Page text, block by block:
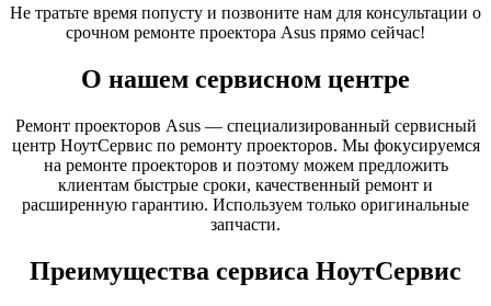
Не тратьте время попусту и позвоните нам для консультации о
срочном ремонте проектора Asus прямо сейчас!
О нашем сервисном центре
Ремонт проекторов Asus — специализированный сервисный
центр НоутСервис по ремонту проекторов. Мы фокусируемся
на ремонте проекторов и поэтому можем предложить
клиентам быстрые сроки, качественный ремонт и
расширенную гарантию. Используем только оригинальные
запчасти.
Преимущества сервиса НоутСервис